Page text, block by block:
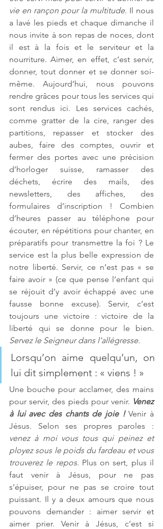
vie en rançon pour la multitude. Il nous
a lavé les pieds et chaque dimanche il
nous invite à son repas de noces, dont
il est à la fois et le serviteur et la
nourriture. Aimer, en effet, c’est servir,
donner, tout donner et se donner soi-
même. Aujourd’hui, nous pouvons
rendre grâces pour tous les services qui
sont rendus ici. Les services cachés,
comme gratter de la cire, ranger des
partitions, repasser et stocker des
aubes, faire des comptes, ouvrir et
fermer des portes avec une précision
d’horloger suisse, ramasser des
déchets, écrire des mails, des
newsletters, des affiches, des
formulaires d’inscription ! Combien
d’heures passer au téléphone pour
écouter, en répétitions pour chanter, en
préparatifs pour transmettre la foi ? Le
service est la plus belle expression de
notre liberté. Servir, ce n’est pas « se
faire avoir » (ce que pense l’enfant qui
se réjouit d’y avoir échappé avec une
fausse bonne excuse). Servir, c’est
toujours une victoire : victoire de la
Servez le Seigneur dans l’allégresse.
Lorsqu’on aime quelqu’un, on
lui dit simplement : « viens ! »
Une bouche pour acclamer, des mains
pour servir, des pieds pour venir. Venez
à lui avec des chants de joie ! Venir à
venez à moi vous tous qui peinez et
ployez sous le poids du fardeau et vous
trouverez le repos. Plus on sert, plus il
faut venir à Jésus, pour ne pas
s’épuiser, pour ne pas se croire tout
puissant. Il y a deux amours que nous
pouvons demander : aimer servir et
aimer prier. Venir à Jésus, c’est si